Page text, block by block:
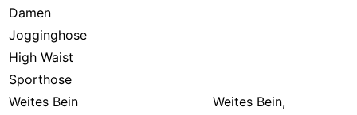
Damen
Jogginghose
High Waist
Sporthose
Weites Bein
Weites Bein,